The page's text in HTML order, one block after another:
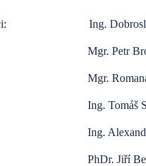
Ing. Dobroslav
Petr
Romana
Tomáš
Alexandr
Jiří Beneš,